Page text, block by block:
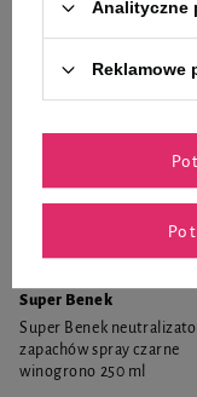
Super Benek
Super Benek
zapachów spray czarne
winogrono 250 ml
Analityczne
Reklamowe